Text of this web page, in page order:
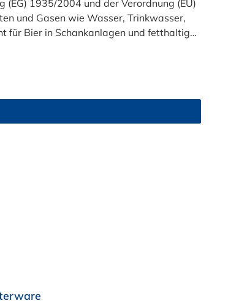
für Bier in Schankanlagen und fetthaltige